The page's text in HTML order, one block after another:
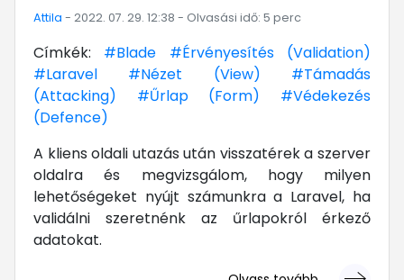
Attila - 2022. 07. 29. 12:38 - Olvasási idő: 5 perc
Címkék: #Blade
#Érvényesítés (Validation)
#Laravel
#Nézet (View)
#Támadás
(Attacking)
#Űrlap (Form)
#Védekezés
(Defence)
A kliens oldali utazás után visszatérek a szerver
oldalra és megvizsgálom, hogy milyen
lehetőségeket nyújt számunkra a Laravel, ha
validálni szeretnénk az űrlapokról érkező
adatokat.